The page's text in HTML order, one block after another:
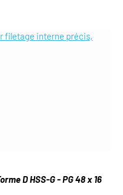
D HSS-G - PG 48 x 16